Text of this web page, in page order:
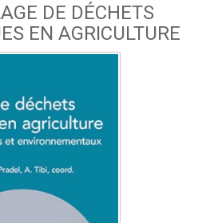
DE DÉCHETS
EN AGRICULTURE